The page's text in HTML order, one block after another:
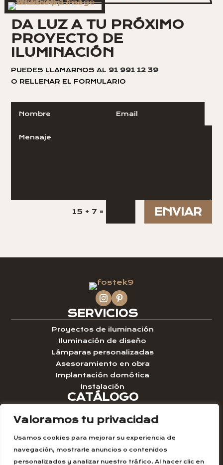
Valoramos tu privacidad
Usamos cookies para mejorar su experiencia de
navegación, mostrarle anuncios o contenidos
personalizados y analizar nuestro tráfico. Al hacer clic en
DA LUZ A TU PRÓXIMO
PROYECTO DE
ILUMINACIÓN
PUEDES LLAMARNOS AL 91 991 12 39
O RELLENAR EL FORMULARIO
15 + 7= ENVIAR
SERVICIOS
Proyectos de iluminación
Iluminación de diseño
Lámparas personalizadas
Asesoramiento en obra
Implantación domótica
Instalación
CATÁLOGO
Iluminación técnica
Lámparas colgantes
Lámparas de pie
Lámparas sobremesa